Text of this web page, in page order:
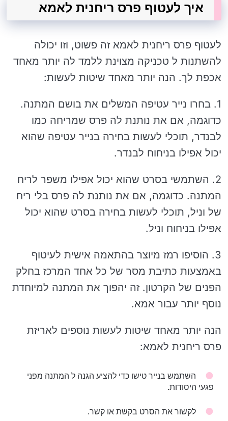
איך לעטוף פרס ריחנית לאמא
לעטוף פרס ריחנית לאמא זה פשוט, וזו יכולה
להשתנות ל טכניקה מצוינת ללמד לה יותר מאחד
אכפת לך. הנה יותר מאחד שיטות לעשות:
1. בחרו נייר עטיפה המשלים את בושם המתנה.
כדוגמה, אם את נותנת לה פרס שמריחה כמו
לבנדר, תוכלי לעשות בחירה בנייר עטיפה שהוא
יכול אפילו בניחוח לבנדר.
2. השתמשי בסרט שהוא יכול אפילו משפר לריח
המתנה. כדוגמה, אם את נותנת לה פרס בלי ריח
של וניל, תוכלי לעשות בחירה בסרט שהוא יכול
אפילו בניחוח וניל.
3. הוסיפו רמז מיוצר בהתאמה אישית לעיטוף
באמצעות כתיבת מסר של כל אחד המרכז בחלק
הפנים של הקרטון. זה יהפוך את המתנה למיוחדת
נוסף יותר עבור אמא.
הנה יותר מאחד שיטות לעשות נוספים לאריזת
פרס ריחנית לאמא:
השתמש בנייר טישו כדי להציע הגנה ל המתנה מפני
פגעי היסודות.
לקשור את הסרט בקשת או קשר.